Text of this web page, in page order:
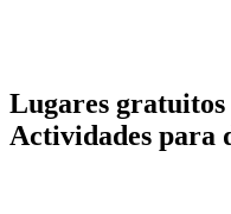
Lugares gratuitos
Actividades para